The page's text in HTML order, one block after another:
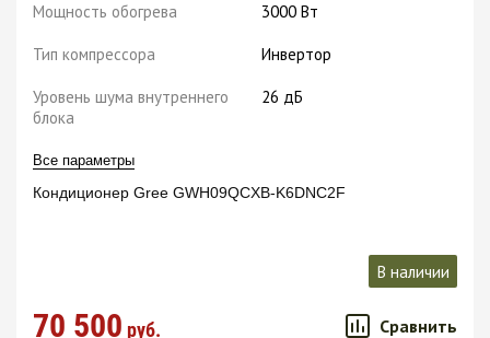
Мощность обогрева 3000 Вт
Тип компрессора Инвертор
Уровень шума внутреннего
блока
26 дБ
Все параметры
Кондиционер Gree GWH09QCXB-K6DNC2F
В наличии
70 500 руб. Сравнить